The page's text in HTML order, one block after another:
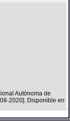
Autónoma de
2020]. Disponible en